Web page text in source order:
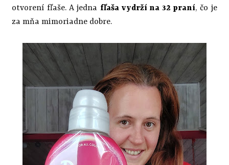
otvorení fľaše. A jedna fľaša vydrží na 32 praní, čo je
za mňa mimoriadne dobre.